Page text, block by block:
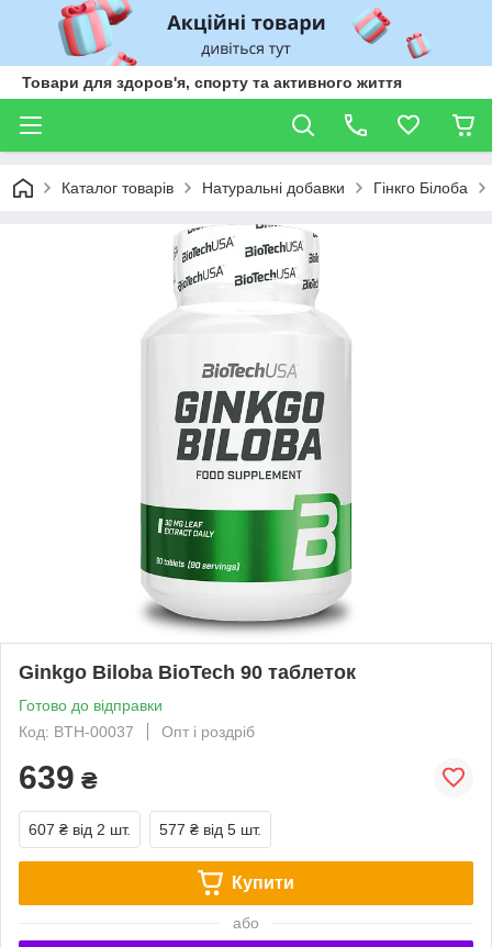
Товари для здоров'я, спорту та активного життя
Каталог товарів Натуральні добавки Гінкго Білоба
Ginkgo Biloba BioTech 90 таблеток
Готово до відправки
Код: BTH-00037
Опт і роздріб
639 ₴
607 ₴ від 2 шт. 577 ₴ від 5 шт.
Купити
або